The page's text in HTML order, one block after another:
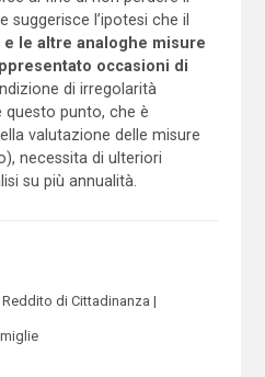
l’ipotesi che il
e le altre analoghe misure
occasioni di
di irregolarità
questo punto, che è
valutazione delle misure
necessita di ulteriori
su più annualità.
Reddito di Cittadinanza